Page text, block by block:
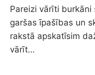
Pareizi vārīti
garšas īpašības un
rakstā apskatīsim
vārīt…